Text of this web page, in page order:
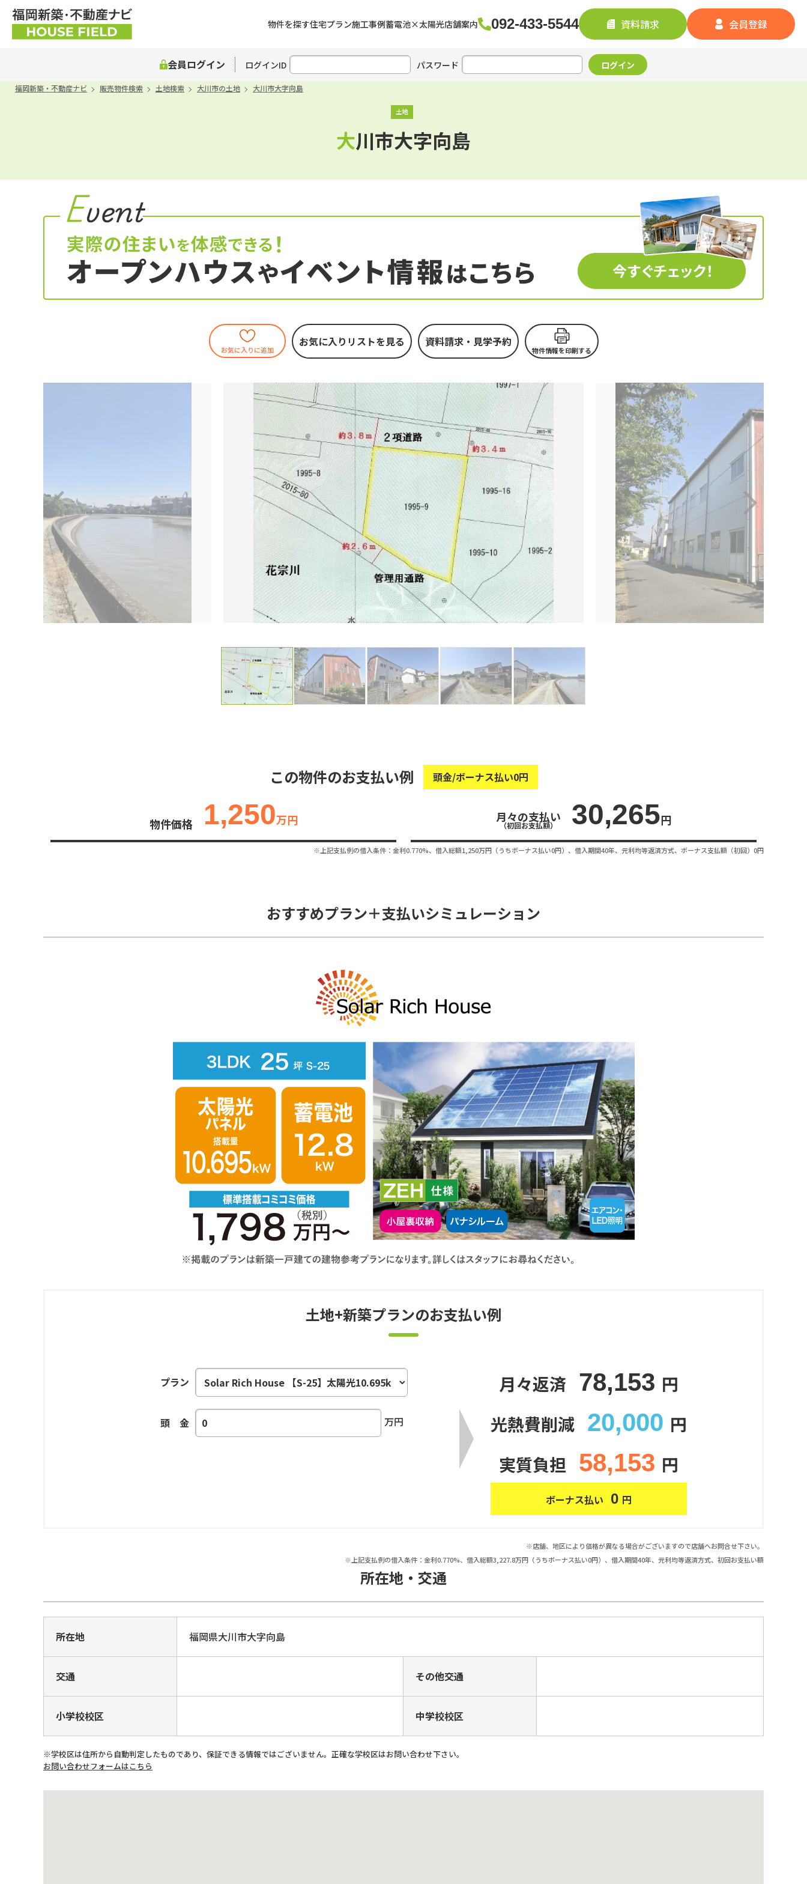
物件を探す住宅プラン施工事例蓄電池×太陽光店舗案内 092-433-5544 資料請求 会員登録
会員ログイン ログインID パスワード
福岡新築・不動産ナビ 販売物件検索 土地検索 大川市の土地 大川市大字向島
土地
大川市大字向島
お気に入りに追加
お気に入りリストを見る
物件情報を印刷する
この物件のお支払い例 頭金/ボーナス払い0円
物件価格 1,250万円 月々の支払い
（初回お支払額） 30,265円
※上記支払例の借入条件：金利0.770%、借入総額1,250万円（うちボーナス払い0円）、借入期間40年、元利均等返済方式、ボーナス支払額（初回）0円
おすすめプラン＋支払いシミュレーション
土地+新築プランのお支払い例
プラン
頭 金 万円
月々返済 78,153 円
光熱費削減 20,000 円
実質負担 58,153 円
ボーナス払い 0 円
※店舗、地区により価格が異なる場合がございますので店舗へお問合せ下さい。
※上記支払例の借入条件：金利0.770%、借入総額3,227.8万円（うちボーナス払い0円）、借入期間40年、元利均等返済方式、初回お支払い額
所在地・交通
所在地 福岡県大川市大字向島
交通 その他交通
小学校校区 中学校校区
※学校区は住所から自動判定したものであり、保証できる情報ではございません。正確な学校区はお問い合わせ下さい。
お問い合わせフォームはこちら